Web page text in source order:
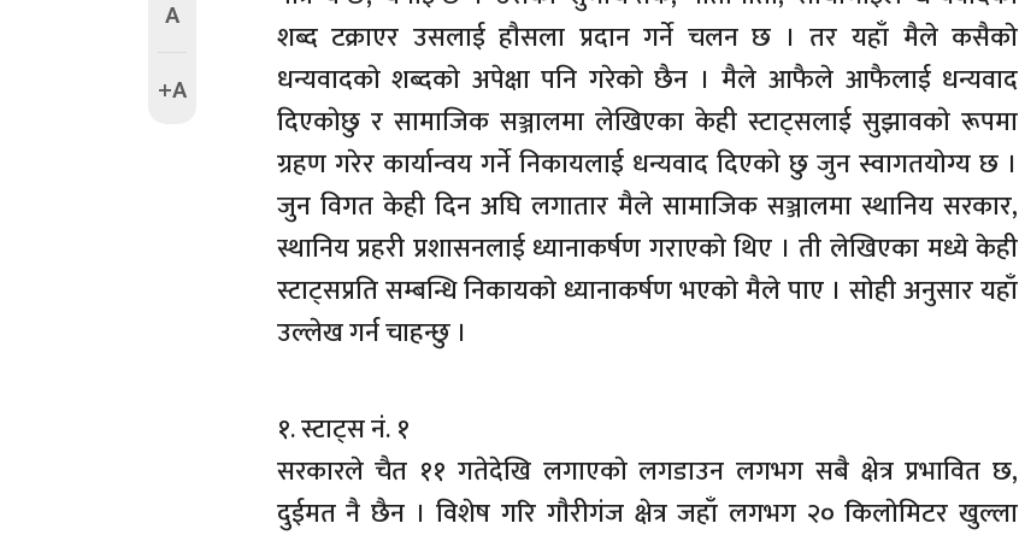
A
+A
शब्द टक्राएर उसलाई हाैसला प्रदान गर्ने चलन छ । तर यहाँ मैले कसैकाे
धन्यवादकाे शब्दकाे अपेक्षा पनि गरेकाे छैन । मैले आफैले आफैलाई धन्यवाद
दिएकाेछु र सामाजिक सञ्जालमा लेखिएका केही स्टाट्सलाई सुझावकाे रूपमा
ग्रहण गरेर कार्यान्वय गर्ने निकायलाई धन्यवाद दिएकाे छु जुन स्वागतयाेग्य छ ।
जुन विगत केही दिन अघि लगातार मैले सामाजिक सञ्जालमा स्थानिय सरकार,
स्थानिय प्रहरी प्रशासनलाई ध्यानाकर्षण गराएकाे थिए । ती लेखिएका मध्ये केही
स्टाट्सप्रति सम्बन्धि निकायकाे ध्यानाकर्षण भएकाे मैले पाए । साेही अनुसार यहाँ
उल्लेख गर्न चाहन्छु ।
१. स्टाट्स नं. १
सरकारले चैत ११ गतेदेखि लगाएकाे लगडाउन लगभग सबै क्षेत्र प्रभावित छ,
दुईमत नै छैन । विशेष गरि गाैरीगंज क्षेत्र जहाँ लगभग २० किलाेमिटर खुल्ला